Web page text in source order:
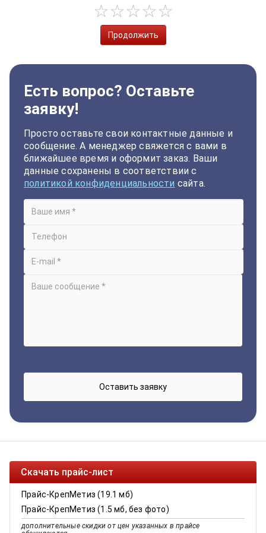
Продолжить
Есть вопрос? Оставьте
заявку!
Просто оставьте свои контактные данные и
сообщение. А менеджер свяжется с вами в
ближайшее время и оформит заказ. Ваши
данные сохранены в соответствии с
политикой конфиденциальности сайта.
Скачать прайс-лист
Прайс-КрепМетиз (19.1 мб)
Прайс-КрепМетиз (1.5 мб, без фото)
дополнительные скидки от цен указанных в прайсе